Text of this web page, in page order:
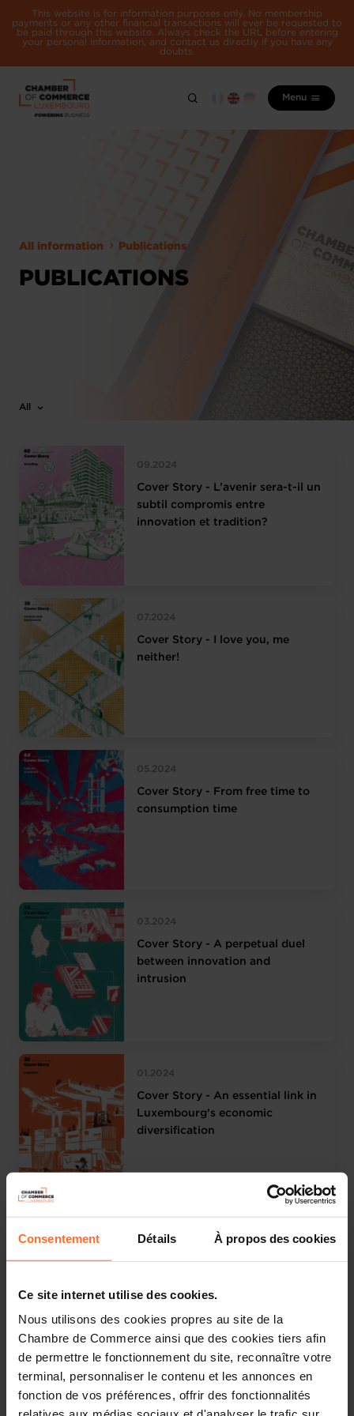
Consentement Détails À propos des cookies
Ce site internet utilise des cookies.
Nous utilisons des cookies propres au site de la
Chambre de Commerce ainsi que des cookies tiers afin
de permettre le fonctionnement du site, reconnaître votre
terminal, personnaliser le contenu et les annonces en
fonction de vos préférences, offrir des fonctionnalités
This website is for information purposes only. No membership
payments or any other financial transactions will ever be requested to
be paid through this website. Always check the URL before entering
your personal information, and contact us directly if you have any
doubts.
Menu
All information Publications
PUBLICATIONS
All
09.2024
Cover Story - L’avenir sera-t-il un
subtil compromis entre
innovation et tradition?
07.2024
Cover Story - I love you, me
neither!
05.2024
Cover Story - From free time to
consumption time
03.2024
Cover Story - A perpetual duel
between innovation and
intrusion
01.2024
Cover Story - An essential link in
Luxembourg’s economic
diversification
Cover Story - Ecomobility
09.2023
Cover Story - The huge “building